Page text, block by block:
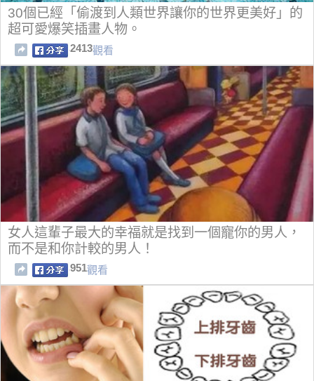
30個已經「偷渡到人類世界讓你的世界更美好」的
超可愛爆笑插畫人物。
2413觀看
女人這輩子最大的幸福就是找到一個寵你的男人，
而不是和你計較的男人！
951觀看